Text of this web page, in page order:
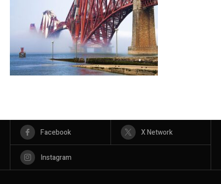
Facebook X Network
Instagram